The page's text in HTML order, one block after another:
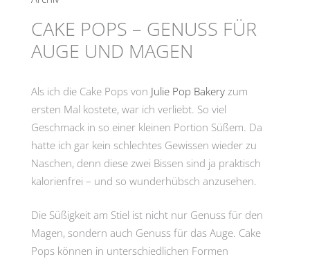
CAKE POPS – GENUSS FÜR
AUGE UND MAGEN
Als ich die Cake Pops von Julie Pop Bakeryzum
ersten Mal kostete, war ich verliebt. So viel
Geschmack in so einer kleinen Portion Süßem. Da
hatte ich gar kein schlechtes Gewissen wieder zu
Naschen, denn diese zwei Bissen sind ja praktisch
kalorienfrei – und so wunderhübsch anzusehen.
Die Süßigkeit am Stiel ist nicht nur Genuss für den
Magen, sondern auch Genuss für das Auge. Cake
Pops können in unterschiedlichen Formen